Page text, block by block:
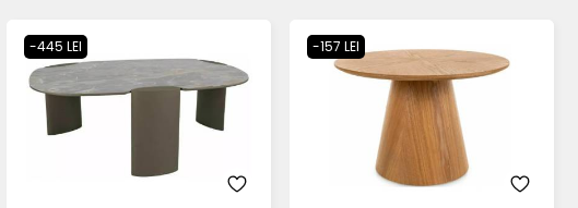
-445 LEI -157 LEI